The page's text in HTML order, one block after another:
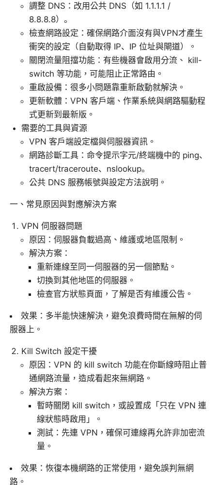
調整 DNS：改用公共 DNS（如 1.1.1.1 /
8.8.8.8）。
檢查網路設定：確保網路介面沒有與VPN才產生
衝突的設定（自動取得 IP、IP 位址與閘道）。
關閉流量阻擋功能：有些機器會啟用分流、 kill-
switch 等功能，可能阻止正常路由。
重啟設備：很多小問題靠重新啟動就解決。
更新軟體：VPN 客戶端、作業系統與網路驅動程
式更新到最新版。
需要的工具與資源
VPN 客戶端設定檔與伺服器資訊。
網路診斷工具：命令提示字元/終端機中的 ping、
tracert/traceroute、nslookup。
公共 DNS 服務帳號與設定方法說明。
一、常見原因與對應解決方案
VPN 伺服器問題
原因：伺服器負載過高、維護或地區限制。
解決方案：
重新連線至同一伺服器的另一個節點。
切換到其他地區的伺服器。
檢查官方狀態頁面，了解是否有維護公告。
效果：多半能快速解決，避免浪費時間在無解的伺
服器上。
Kill Switch 設定干擾
原因：VPN 的 kill switch 功能在你斷線時阻止普
通網路流量，造成看起來無網路。
解決方案：
暫時關閉 kill switch，或設置成「只在 VPN 連
線狀態時啟用」。
測試：先連 VPN，確保可連線再允許非加密流
量。
效果：恢復本機網路的正常使用，避免誤判無網
路。